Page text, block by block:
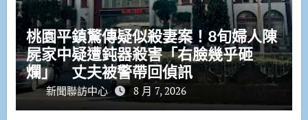
桃園平鎮驚傳疑似殺妻案！8旬婦人陳
屍家中疑遭鈍器殺害「右臉幾乎砸
爛」 丈夫被警帶回偵訊
新聞聯訪中心 8 月 7, 2026